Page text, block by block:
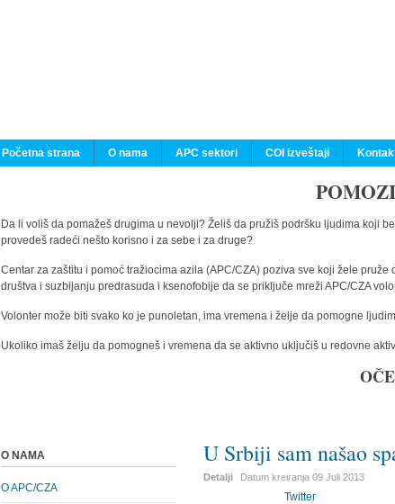
Početna strana
O nama APC sektori COI izveštaji
Da li voliš da pomažeš drugima u nevolji? Želiš da pružiš podršku ljudima koji
provedeš radeći nešto korisno i za sebe i za druge?
Centar za zaštitu i pomoć tražiocima azila (APC/CZA) poziva sve koji žele
društva i suzbijanju predrasuda i ksenofobije da se priključe mreži APC/CZA
Volonter može biti svako ko je punoletan, ima vremena i želje da pomogne
Ukoliko imaš želju da pomogneš i vremena da se aktivno uključiš u redovne
U Srbiji sam našao
Detalji Datum kreiranja09 Juli 2013
Twitter
O NAMA
O APC/CZA